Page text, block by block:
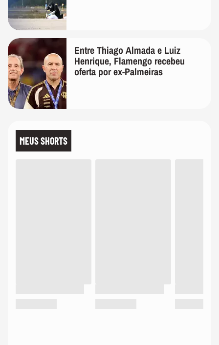
Entre Thiago Almada e Luiz
Henrique, Flamengo recebeu
oferta por ex-Palmeiras
MEUS SHORTS